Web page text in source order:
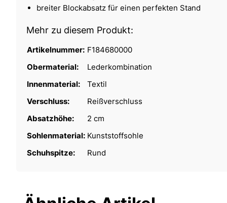
breiter Blockabsatz für einen perfekten Stand
Mehr zu diesem Produkt:
Artikelnummer: F184680000
Obermaterial:
Lederkombination
Innenmaterial:
Textil
Verschluss:
Reißverschluss
Absatzhöhe:
2 cm
Sohlenmaterial: Kunststoffsohle
Schuhspitze:
Rund